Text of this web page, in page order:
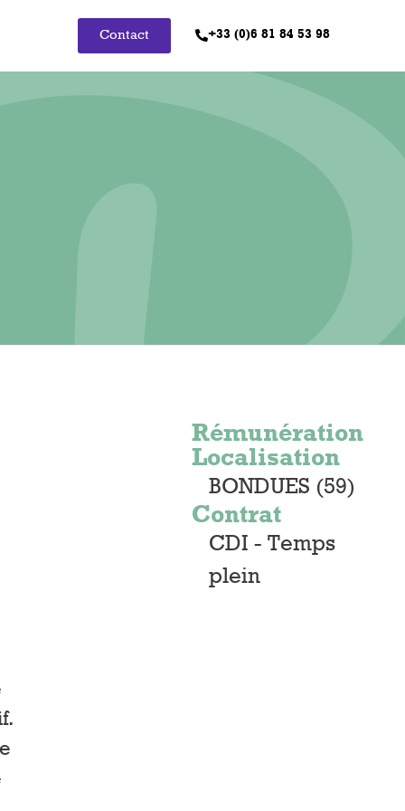
Contact +33 (0)6 81 84 53 98
Rémunération
Localisation
BONDUES (59)
Contrat
CDI - Temps
plein